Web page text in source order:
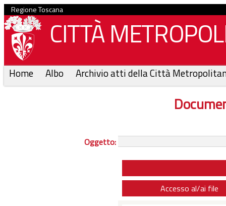
Regione Toscana
CITTÀ
Home Albo Archivio atti della Città
Oggetto:
Accesso al/ai file